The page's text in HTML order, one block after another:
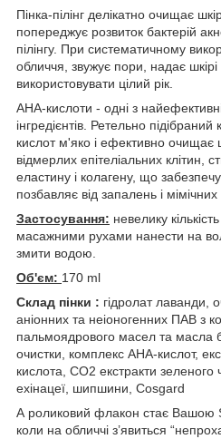
Пінка-пілінг делікатно очищає
попереджує розвиток бактерій
пілінгу. При систематичному
обличчя, звужує пори, надає
використовувати цілий рік.
АНА-кислоти - одні з
інгредієнтів. Ретельно
кислот м'яко і ефективно очищає
відмерлих епітеліальних клітин,
еластину і колагену, що
позбавляє від запалень і
Застосування: невелику
масажними рухами нанести на
змити водою.
Об'єм: 170 ml
Склад пінки : гідролат лаванди,
аніонних та неіоногенних ПАВ з
пальмоядрового масел та масла
очистки, комплекс АНА-кислот,
кислота, CO2 екстракти
ехінацеї, шипшини, Cosgard
А роликовий флакон стає Вашою
коли на обличчі з’явиться